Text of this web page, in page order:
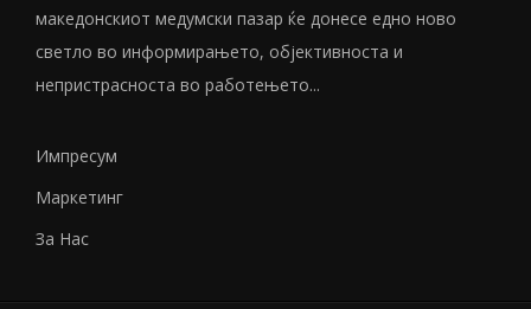
македонскиот медумски пазар ќе донесе едно ново
светло во информирањето, објективноста и
непристрасноста во работењето...
Импресум
Маркетинг
За Нас